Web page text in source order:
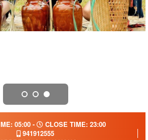
05:00 -
CLOSE TIME: 23:00
941912555